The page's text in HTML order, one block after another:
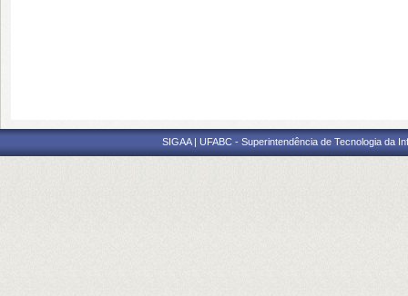
SIGAA | UFABC - Superintendência de Tecnologia da